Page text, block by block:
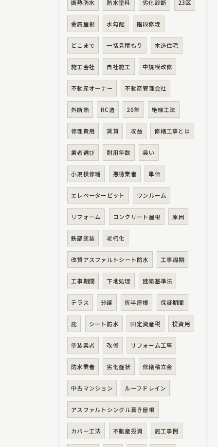
断熱防水 防水塗料 劣化診断 23区
金属屋根 水勾配 階段修理
どこまで 一括見積もり 木造住宅
施工会社 自社施工 中規模改修
不動産オーナー 不動産管理会社
外断熱 RC造 20年 絶縁工法
修理費用 賃貸 収益 修繕工事とは
業者選び 耐用年数 臭い
小規模修繕 悪徳業者 単価
エレベーターピット ワンルーム
リフォーム コンクリート屋根 原因
鉄部塗装 老朽化
改質アスファルトシート防水 工事周期
工事期間 下地処理 建築基準法
テラス 分譲 折半屋根 保証期間
庇 シート防水 固定資産税 投資用
塗装業者 改修 リフォーム工事
防水業者 劣化症状 修繕積立金
中古マンション ルーフドレイン
アスファルトシングル葺き屋根
カバー工法 不動産投資 施工事例